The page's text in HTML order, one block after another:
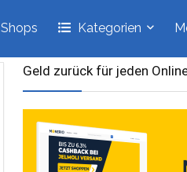
Shops Kategorien
Geld zurück für jeden